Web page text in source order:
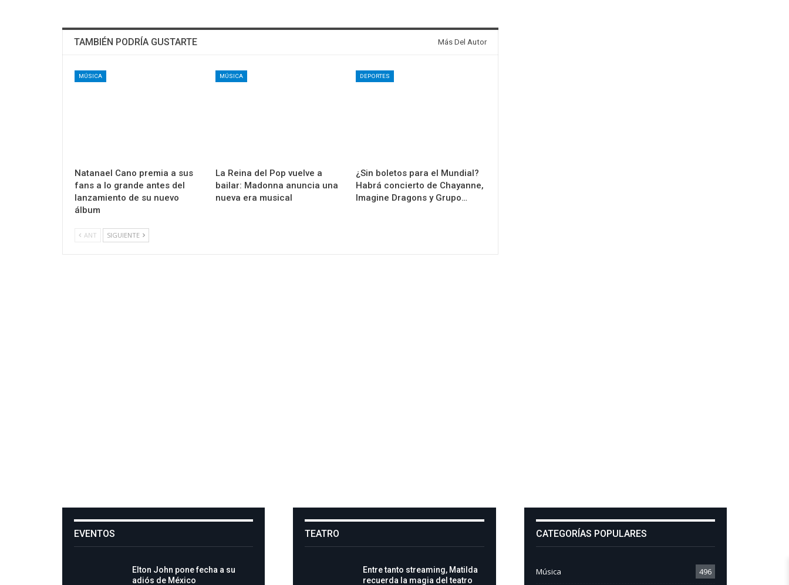
TAMBIÉN PODRÍA GUSTARTE Más Del Autor
MÚSICA
Natanael Cano premia a sus
fans a lo grande antes del
lanzamiento de su nuevo
álbum
MÚSICA
La Reina del Pop vuelve a
bailar: Madonna anuncia una
nueva era musical
DEPORTES
¿Sin boletos para el Mundial?
Habrá concierto de Chayanne,
Imagine Dragons y Grupo…
ANT SIGUIENTE
EVENTOS
Elton John pone fecha a su
adiós de México
TEATRO
Entre tanto streaming, Matilda
recuerda la magia del teatro
CATEGORÍAS POPULARES
Música 496